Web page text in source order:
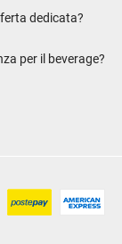
dedicata?
per il beverage?